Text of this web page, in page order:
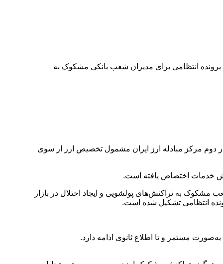
خبر داد و همزمان اعلام کرد پرونده انتظامی برای مدیران شعب بانکی مشکوک به
زیر ۱۰۰ هزار دلار از این پس به‌صورت کامل در تالار دوم مرکز مبادله ارز ایران مشمول تخصیص ارز از سوی
“در همین راستا، ۱۲ تیم بازرسی ویژه برای رسیدگی به شعب مشکوک به تراکنش‌های پولشویی و ایجاد اختلال در بازار
مستمر و تا اطلاع ثانوی ادامه دارد.